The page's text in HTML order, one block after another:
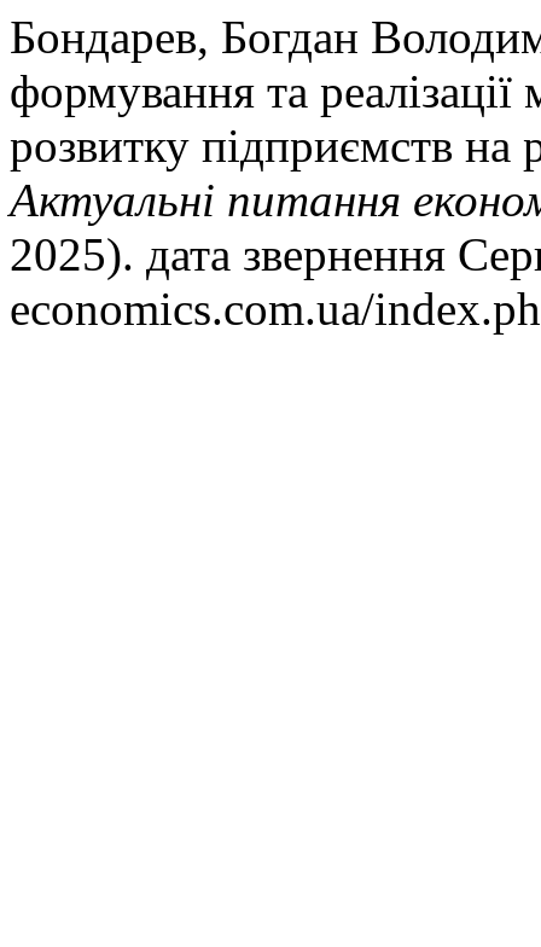
Бондарев, Богдан
формування та реалізації
розвитку підприємств на
Актуальні питання
2025). дата звернення
economics.com.ua/